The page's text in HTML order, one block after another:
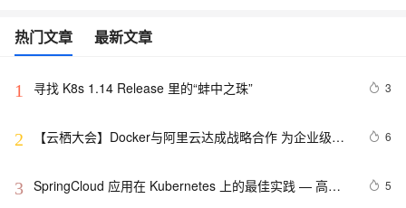
热门文章 最新文章
1 寻找 K8s 1.14 Release 里的“蚌中之珠” 3
2
【云栖大会】Docker与阿里云达成战略合作 为企业级客
6
3 SpringCloud 应用在 Kubernetes 上的最佳实践 — 高可
5